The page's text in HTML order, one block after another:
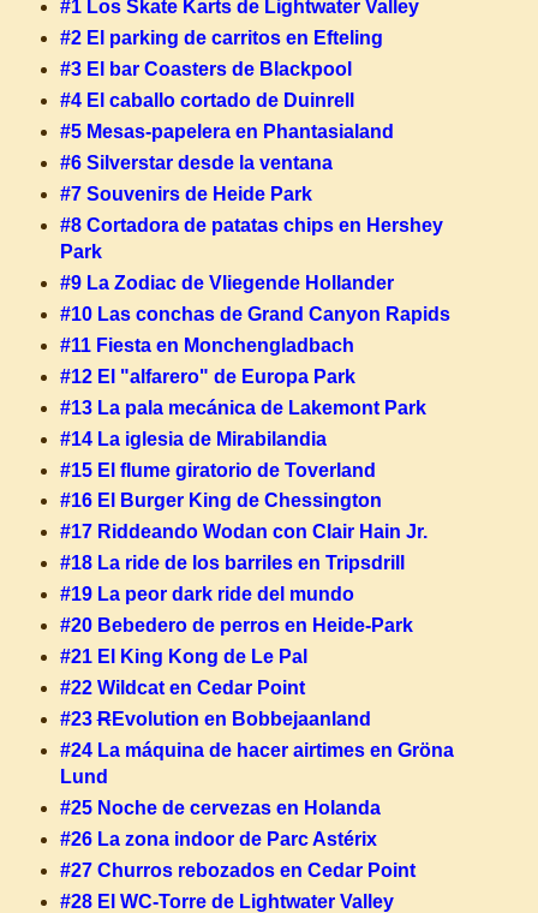
#1 Los Skate Karts de Lightwater Valley
#2 El parking de carritos en Efteling
#3 El bar Coasters de Blackpool
#4 El caballo cortado de Duinrell
#5 Mesas-papelera en Phantasialand
#6 Silverstar desde la ventana
#7 Souvenirs de Heide Park
#8 Cortadora de patatas chips en Hershey
Park
#9 La Zodiac de Vliegende Hollander
#10 Las conchas de Grand Canyon Rapids
#11 Fiesta en Monchengladbach
#12 El "alfarero" de Europa Park
#13 La pala mecánica de Lakemont Park
#14 La iglesia de Mirabilandia
#15 El flume giratorio de Toverland
#16 El Burger King de Chessington
#17 Riddeando Wodan con Clair Hain Jr.
#18 La ride de los barriles en Tripsdrill
#19 La peor dark ride del mundo
#20 Bebedero de perros en Heide-Park
#21 El King Kong de Le Pal
#22 Wildcat en Cedar Point
#23REvolution en Bobbejaanland
#24 La máquina de hacer airtimes en Gröna
Lund
#25 Noche de cervezas en Holanda
#26 La zona indoor de Parc Astérix
#27 Churros rebozados en Cedar Point
#28 El WC-Torre de Lightwater Valley